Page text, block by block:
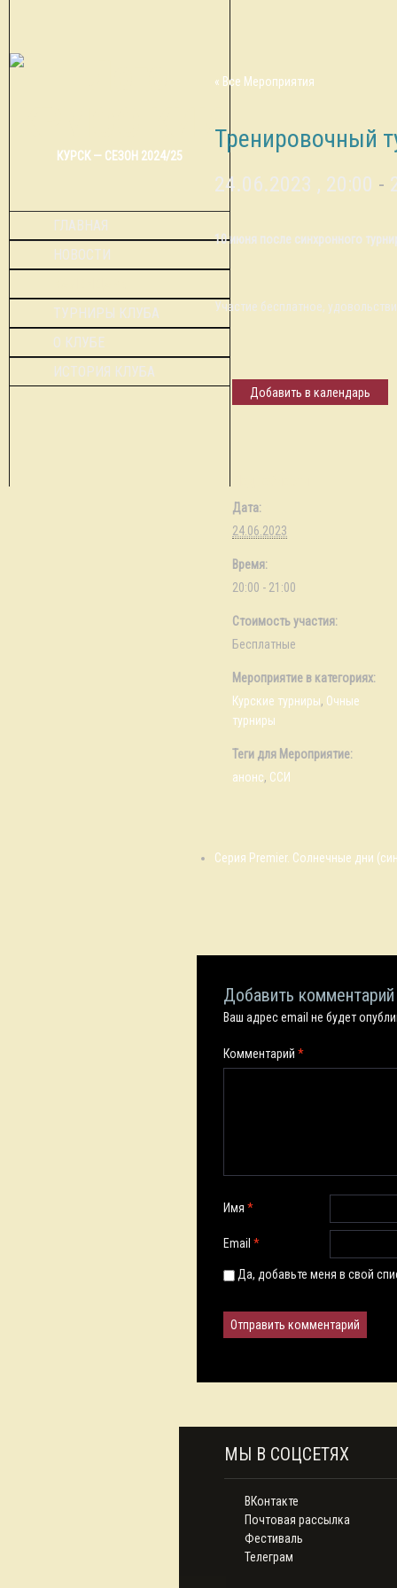
КУРСК — СЕЗОН 2024/25
ГЛАВНАЯ
НОВОСТИ
ТУРНИРЫ КЛУБА
О КЛУБЕ
ИСТОРИЯ КЛУБА
« Все Мероприятия
Тренировочный
24.06.2023 , 20:00 -
10 июня после синхронного
Участие бесплатное,
Добавить в календарь
Дата:
24.06.2023
Время:
20:00 - 21:00
Стоимость участия:
Бесплатные
Мероприятие в категориях:
Курские турниры, Очные
турниры
Теги для Мероприятие:
анонс, ССИ
Серия Premier. Солнечные дни
Добавить комментарий
Ваш адрес email не будет
Комментарий *
Имя *
Email *
Да, добавьте меня в свой
МЫ В СОЦСЕТЯХ
ВКонтакте
Почтовая рассылка
Фестиваль
Телеграм